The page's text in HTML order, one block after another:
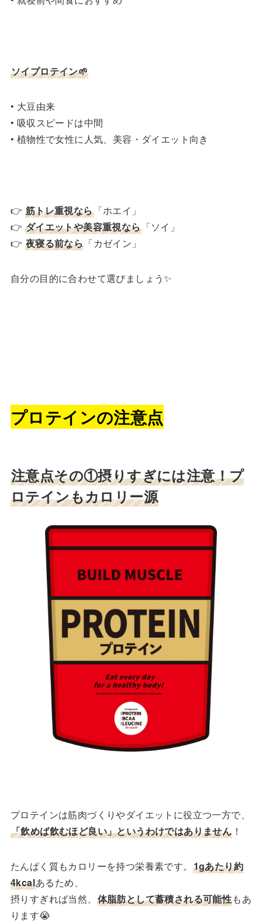
ソイプロテイン🌱
• 大豆由来
• 吸収スピードは中間
• 植物性で女性に人気、美容・ダイエット向き
👉 筋トレ重視なら「ホエイ」
👉 ダイエットや美容重視なら「ソイ」
👉 夜寝る前なら 「カゼイン」
自分の目的に合わせて選びましょう✨
プロテインの注意点
注意点その①摂りすぎには注意！プ
ロテインもカロリー源
プロテインは筋肉づくりやダイエットに役立つ一方で、
「飲めば飲むほど良い」というわけではありません ！
たんぱく質もカロリーを持つ栄養素です。 1gあたり約
4kcalあるため、
摂りすぎれば当然、 体脂肪として蓄積される可能性もあ
ります😭